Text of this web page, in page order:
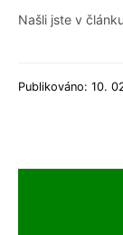
Našli jste v
Publikováno: 10.